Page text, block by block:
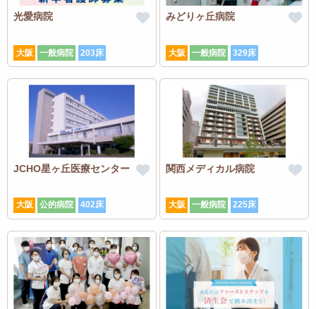
光愛病院
大阪 一般病院 203床
みどりヶ丘病院
大阪 一般病院 329床
JCHO星ヶ丘医療センター
大阪 公的病院 402床
関西メディカル病院
大阪 一般病院 225床